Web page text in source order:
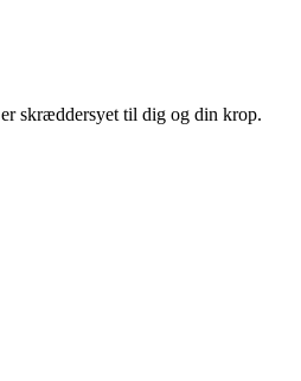
skræddersyet til dig og din krop.